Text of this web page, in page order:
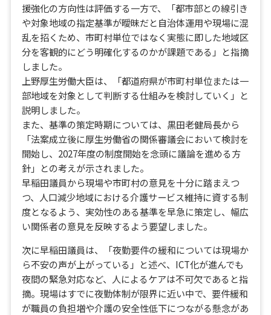
援強化の方向性は評価する一方で、「都市部との線引き
や対象地域の指定基準が曖昧だと自治体運用や現場に混
乱を招くため、市町村単位ではなく実態に即した地域区
分を客観的にどう明確化するのかが課題である」と指摘
しました。
上野厚生労働大臣は、「都道府県が市町村単位または一
部地域を対象として判断する仕組みを検討していく」と
説明しました。
また、基準の策定時期については、黒田老健局長から
「法案成立後に厚生労働省の関係審議会において検討を
開始し、2027年度の制度開始を念頭に議論を進める方
針」との考えが示されました。
早稲田議員から現場や市町村の意見を十分に踏まえつ
つ、人口減少地域における介護サービス維持に資する制
度となるよう、実効性のある基準を早急に策定し、幅広
い関係者の意見を反映するよう要望しました。
次に早稲田議員は、「夜勤要件の緩和については現場か
ら不安の声が上がっている」と述べ、ICT化が進んでも
夜間の緊急対応など、人によるケアは不可欠であると指
摘。現場はすでに夜勤体制が限界に近い中で、要件緩和
が職員の負担増や介護の安全性低下につながる懸念があ